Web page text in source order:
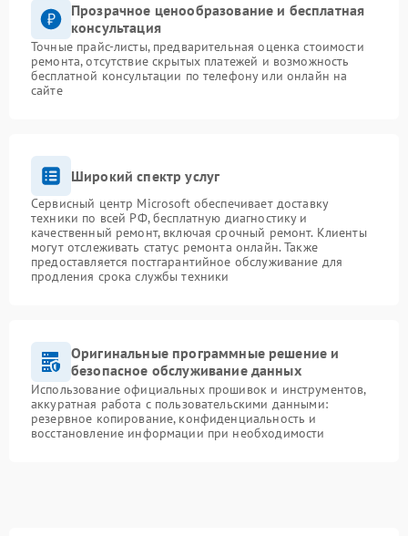
Прозрачное ценообразование и бесплатная
консультация
Точные прайс-листы, предварительная оценка стоимости
ремонта, отсутствие скрытых платежей и возможность
бесплатной консультации по телефону или онлайн на
сайте
Широкий спектр услуг
Сервисный центр Microsoft обеспечивает доставку
техники по всей РФ, бесплатную диагностику и
качественный ремонт, включая срочный ремонт. Клиенты
могут отслеживать статус ремонта онлайн. Также
предоставляется постгарантийное обслуживание для
продления срока службы техники
Оригинальные программные решение и
безопасное обслуживание данных
Использование официальных прошивок и инструментов,
аккуратная работа с пользовательскими данными:
резервное копирование, конфиденциальность и
восстановление информации при необходимости